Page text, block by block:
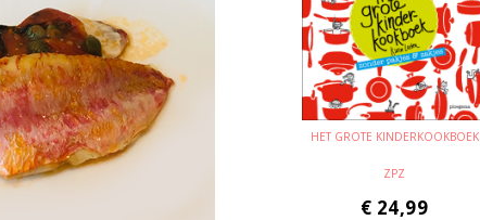
HET GROTE KINDERKOOKBOEK
ZPZ
€ 24,99